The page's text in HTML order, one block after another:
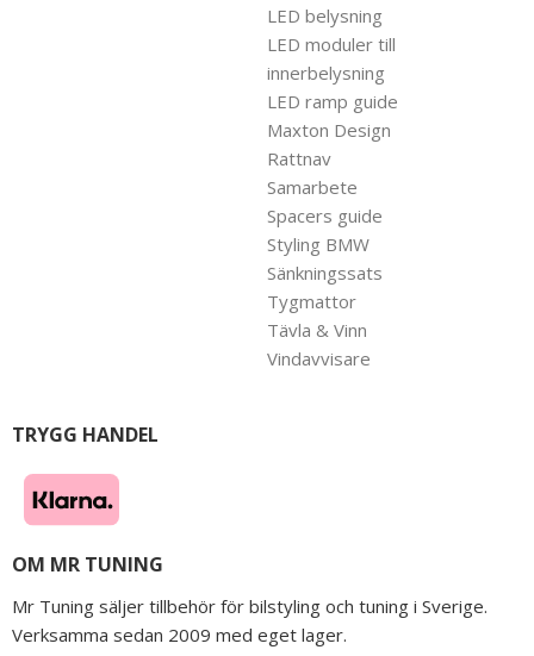
LED belysning
LED moduler till
innerbelysning
LED ramp guide
Maxton Design
Rattnav
Samarbete
Spacers guide
Styling BMW
Sänkningssats
Tygmattor
Tävla & Vinn
Vindavvisare
TRYGG HANDEL
OM MR TUNING
Mr Tuning säljer tillbehör för bilstyling och tuning i Sverige.
Verksamma sedan 2009 med eget lager.